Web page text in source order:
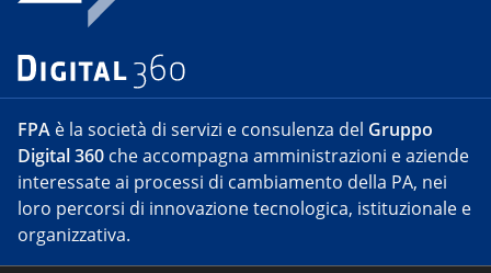
FPA è la società di servizi e consulenza del Gruppo
Digital 360 che accompagna amministrazioni e aziende
interessate ai processi di cambiamento della PA, nei
loro percorsi di innovazione tecnologica, istituzionale e
organizzativa.